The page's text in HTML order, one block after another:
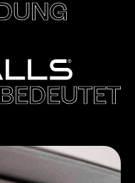
BEDEUTET